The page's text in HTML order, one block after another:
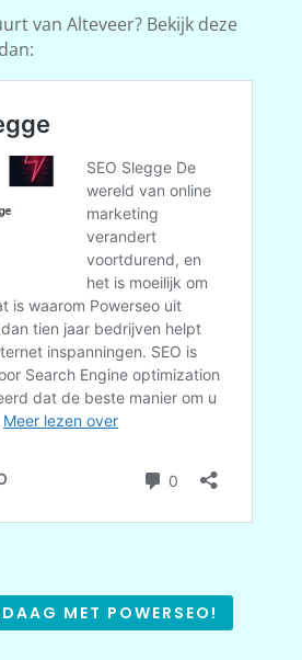
van Alteveer? Bekijk deze
MET POWERSEO!